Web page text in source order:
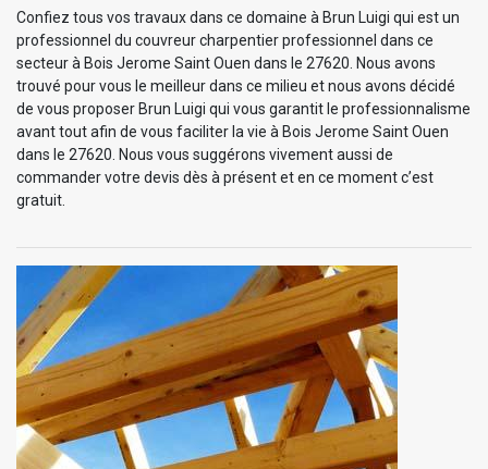
Confiez tous vos travaux dans ce domaine à Brun Luigi qui est un
professionnel du couvreur charpentier professionnel dans ce
secteur à Bois Jerome Saint Ouen dans le 27620. Nous avons
trouvé pour vous le meilleur dans ce milieu et nous avons décidé
de vous proposer Brun Luigi qui vous garantit le professionnalisme
avant tout afin de vous faciliter la vie à Bois Jerome Saint Ouen
dans le 27620. Nous vous suggérons vivement aussi de
commander votre devis dès à présent et en ce moment c’est
gratuit.